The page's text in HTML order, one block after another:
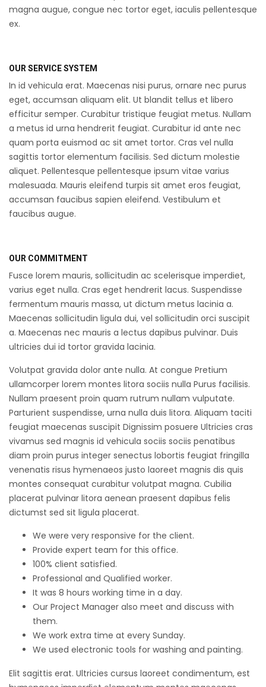
magna augue, congue nec tortor eget, iaculis pellentesque
ex.
OUR SERVICE SYSTEM
In id vehicula erat. Maecenas nisi purus, ornare nec purus
eget, accumsan aliquam elit. Ut blandit tellus et libero
efficitur semper. Curabitur tristique feugiat metus. Nullam
a metus id urna hendrerit feugiat. Curabitur id ante nec
quam porta euismod ac sit amet tortor. Cras vel nulla
sagittis tortor elementum facilisis. Sed dictum molestie
aliquet. Pellentesque pellentesque ipsum vitae varius
malesuada. Mauris eleifend turpis sit amet eros feugiat,
accumsan faucibus sapien eleifend. Vestibulum et
faucibus augue.
OUR COMMITMENT
Fusce lorem mauris, sollicitudin ac scelerisque imperdiet,
varius eget nulla. Cras eget hendrerit lacus. Suspendisse
fermentum mauris massa, ut dictum metus lacinia a.
Maecenas sollicitudin ligula dui, vel sollicitudin orci suscipit
a. Maecenas nec mauris a lectus dapibus pulvinar. Duis
ultricies dui id tortor gravida lacinia.
Volutpat gravida dolor ante nulla. At congue Pretium
ullamcorper lorem montes litora sociis nulla Purus facilisis.
Nullam praesent proin quam rutrum nullam vulputate.
Parturient suspendisse, urna nulla duis litora. Aliquam taciti
feugiat maecenas suscipit Dignissim posuere Ultricies cras
vivamus sed magnis id vehicula sociis sociis penatibus
diam proin purus integer senectus lobortis feugiat fringilla
venenatis risus hymenaeos justo laoreet magnis dis quis
montes consequat curabitur volutpat magna. Cubilia
placerat pulvinar litora aenean praesent dapibus felis
dictumst sed sit ligula placerat.
We were very responsive for the client.
Provide expert team for this office.
100% client satisfied.
Professional and Qualified worker.
It was 8 hours working time in a day.
Our Project Manager also meet and discuss with
them.
We work extra time at every Sunday.
We used electronic tools for washing and painting.
Elit sagittis erat. Ultricies cursus laoreet condimentum, est